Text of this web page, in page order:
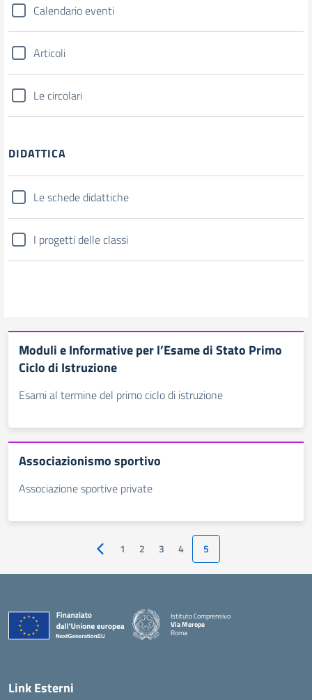
Calendario eventi
Articoli
Le circolari
DIDATTICA
Le schede didattiche
I progetti delle classi
Moduli e Informative per l’Esame di Stato Primo
Ciclo di Istruzione
Esami al termine del primo ciclo di istruzione
Associazionismo sportivo
Associazione sportive private
Pagina precedente
1 2 3 4 5
Istituto Comprensivo
Via Merope
Roma
Link Esterni